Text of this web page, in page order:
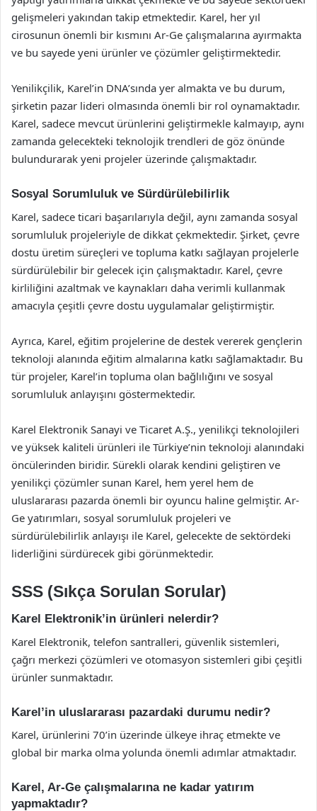
gelişmeleri yakından takip etmektedir. Karel, her yıl
cirosunun önemli bir kısmını Ar-Ge çalışmalarına ayırmakta
ve bu sayede yeni ürünler ve çözümler geliştirmektedir.
Yenilikçilik, Karel’in DNA’sında yer almakta ve bu durum,
şirketin pazar lideri olmasında önemli bir rol oynamaktadır.
Karel, sadece mevcut ürünlerini geliştirmekle kalmayıp, aynı
zamanda gelecekteki teknolojik trendleri de göz önünde
bulundurarak yeni projeler üzerinde çalışmaktadır.
Sosyal Sorumluluk ve Sürdürülebilirlik
Karel, sadece ticari başarılarıyla değil, aynı zamanda sosyal
sorumluluk projeleriyle de dikkat çekmektedir. Şirket, çevre
dostu üretim süreçleri ve topluma katkı sağlayan projelerle
sürdürülebilir bir gelecek için çalışmaktadır. Karel, çevre
kirliliğini azaltmak ve kaynakları daha verimli kullanmak
amacıyla çeşitli çevre dostu uygulamalar geliştirmiştir.
Ayrıca, Karel, eğitim projelerine de destek vererek gençlerin
teknoloji alanında eğitim almalarına katkı sağlamaktadır. Bu
tür projeler, Karel’in topluma olan bağlılığını ve sosyal
sorumluluk anlayışını göstermektedir.
Karel Elektronik Sanayi ve Ticaret A.Ş., yenilikçi teknolojileri
ve yüksek kaliteli ürünleri ile Türkiye’nin teknoloji alanındaki
öncülerinden biridir. Sürekli olarak kendini geliştiren ve
yenilikçi çözümler sunan Karel, hem yerel hem de
uluslararası pazarda önemli bir oyuncu haline gelmiştir. Ar-
Ge yatırımları, sosyal sorumluluk projeleri ve
sürdürülebilirlik anlayışı ile Karel, gelecekte de sektördeki
liderliğini sürdürecek gibi görünmektedir.
SSS (Sıkça Sorulan Sorular)
Karel Elektronik’in ürünleri nelerdir?
Karel Elektronik, telefon santralleri, güvenlik sistemleri,
çağrı merkezi çözümleri ve otomasyon sistemleri gibi çeşitli
ürünler sunmaktadır.
Karel’in uluslararası pazardaki durumu nedir?
Karel, ürünlerini 70’in üzerinde ülkeye ihraç etmekte ve
global bir marka olma yolunda önemli adımlar atmaktadır.
Karel, Ar-Ge çalışmalarına ne kadar yatırım
yapmaktadır?